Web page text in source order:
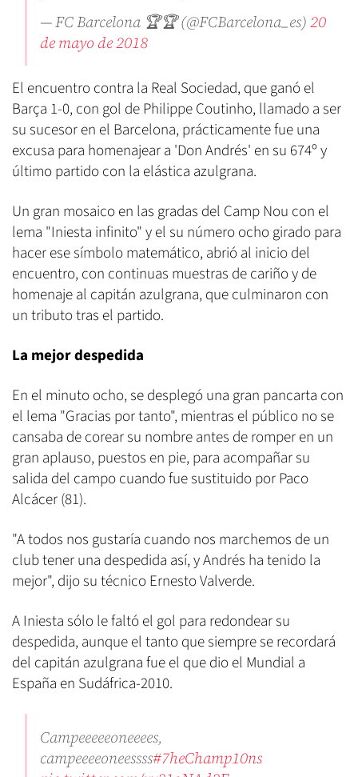
— FC Barcelona 🏆🏆 (@FCBarcelona_es)20
de mayo de 2018
El encuentro contra la Real Sociedad, que ganó el
Barça 1-0, con gol de Philippe Coutinho, llamado a ser
su sucesor en el Barcelona, prácticamente fue una
excusa para homenajear a 'Don Andrés' en su 674º y
último partido con la elástica azulgrana.
Un gran mosaico en las gradas del Camp Nou con el
lema "Iniesta infinito" y el su número ocho girado para
hacer ese símbolo matemático, abrió al inicio del
encuentro, con continuas muestras de cariño y de
homenaje al capitán azulgrana, que culminaron con
un tributo tras el partido.
La mejor despedida
En el minuto ocho, se desplegó una gran pancarta con
el lema "Gracias por tanto", mientras el público no se
cansaba de corear su nombre antes de romper en un
gran aplauso, puestos en pie, para acompañar su
salida del campo cuando fue sustituido por Paco
Alcácer (81).
"A todos nos gustaría cuando nos marchemos de un
club tener una despedida así, y Andrés ha tenido la
mejor", dijo su técnico Ernesto Valverde.
A Iniesta sólo le faltó el gol para redondear su
despedida, aunque el tanto que siempre se recordará
del capitán azulgrana fue el que dio el Mundial a
España en Sudáfrica-2010.
Campeeeeeoneeees,
campeeeeoneessss#7heChamp10ns